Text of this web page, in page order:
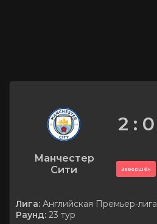
Манчестер
Сити
2 : 0
Завершён
Лига: Английская Премьер-лига
Раунд: 23 тур